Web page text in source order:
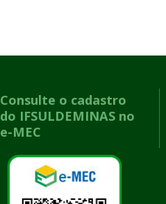
Consulte o cadastro
do IFSULDEMINAS no
e-MEC